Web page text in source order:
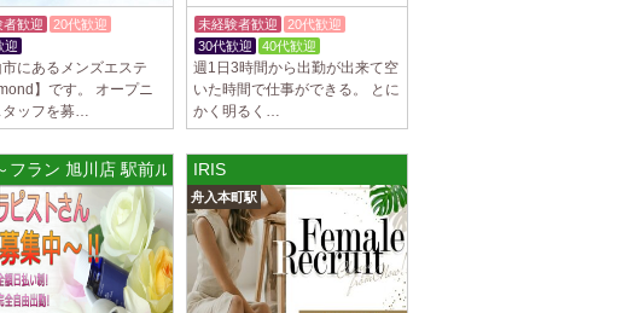
り、ノルマ、罰金なし 高額報酬が稼げるだけでなく、高待
厚い福利厚生を完備しております！ぜひご活用ください♪
08[勝川駅]
(キャッツ)
上（高校生不可） オープンニングセラピストさん大募集！
間内でいつでも可能。 交通費支給あり 一緒に働いてくだ
05[日本橋駅]
de Banana (あろばな)
ンにつきセラピスト大募集！！ 求人探しに苦労されている
者歓迎
20代歓迎
迎
にあるメンズエステ
】です。 オープニ
タッフを募…
未経験者歓迎
20代歓迎
30代歓迎
40代歓迎
週1日3時間から出勤が出来て空
いた時間で仕事ができる。 とに
かく明るく…
フラン 旭川店 駅前ルームIRIS
舟入本町駅